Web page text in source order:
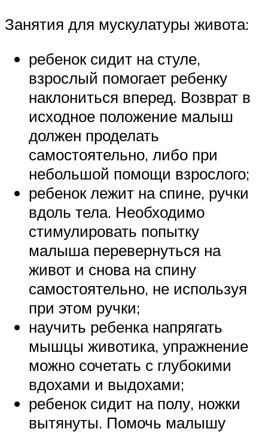
Занятия для мускулатуры живота:
ребенок сидит на стуле,
взрослый помогает ребенку
наклониться вперед. Возврат в
исходное положение малыш
должен проделать
самостоятельно, либо при
небольшой помощи взрослого;
ребенок лежит на спине, ручки
вдоль тела. Необходимо
стимулировать попытку
малыша перевернуться на
живот и снова на спину
самостоятельно, не используя
при этом ручки;
научить ребенка напрягать
мышцы животика, упражнение
можно сочетать с глубокими
вдохами и выдохами;
ребенок сидит на полу, ножки
вытянуты. Помочь малышу